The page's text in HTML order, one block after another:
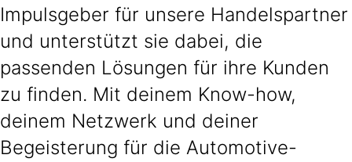
Impulsgeber für unsere Handelspartner
und unterstützt sie dabei, die
passenden Lösungen für ihre Kunden
zu finden. Mit deinem Know-how,
deinem Netzwerk und deiner
Begeisterung für die Automotive-